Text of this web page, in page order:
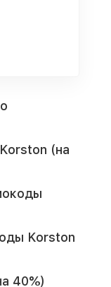
(на
Korston
40%)